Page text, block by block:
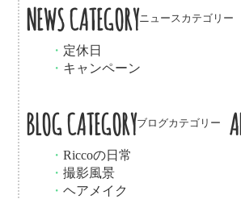
NEWS CATEGORYニュースカテゴリー
・ 定休日
・ キャンペーン
BLOG CATEGORYブログカテゴリー
・Riccoの日常
・撮影風景
・ヘアメイク